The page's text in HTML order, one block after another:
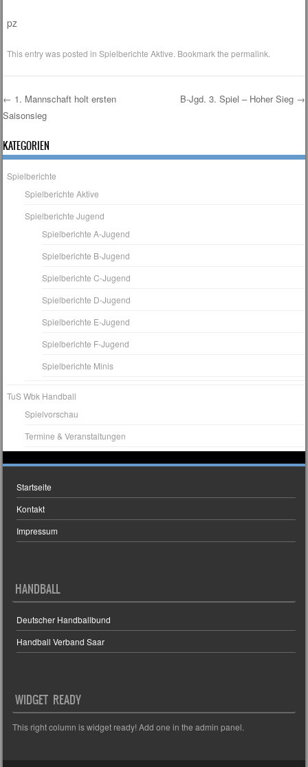
pz
This entry was posted inSpielberichte Aktive . Bookmark thepermalink
Post navigation
← 1. Mannschaft holt ersten
Saisonsieg
B-Jgd. 3. Spiel – Hoher Sieg →
KATEGORIEN
Spielberichte
Spielberichte Aktive
Spielberichte Jugend
Spielberichte A-Jugend
Spielberichte B-Jugend
Spielberichte C-Jugend
Spielberichte D-Jugend
Spielberichte E-Jugend
Spielberichte F-Jugend
Spielberichte Minis
TuS Wbk Handball
Spielvorschau
Termine & Veranstaltungen
Startseite
Kontakt
Impressum
HANDBALL
Deutscher Handballbund
Handball Verband Saar
WIDGET READY
This right column is widget ready! Add one in the admin panel.